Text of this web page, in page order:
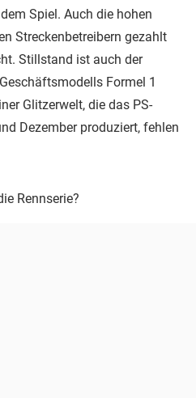
Spiel. Auch die hohen
Streckenbetreibern gezahlt
Stillstand ist auch der
Formel 1
Glitzerwelt, die das PS-
Dezember produziert, fehlen
Rennserie?